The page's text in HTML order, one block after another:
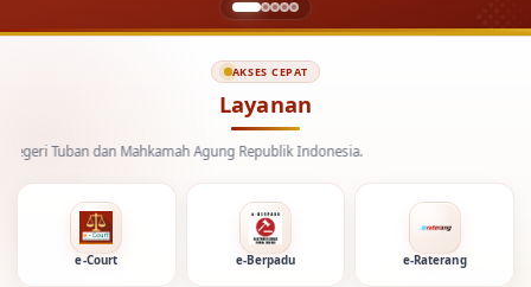
Layanan
dan Mahkamah Agung Republik Indonesia.
e-Court e-Berpadu e-Raterang